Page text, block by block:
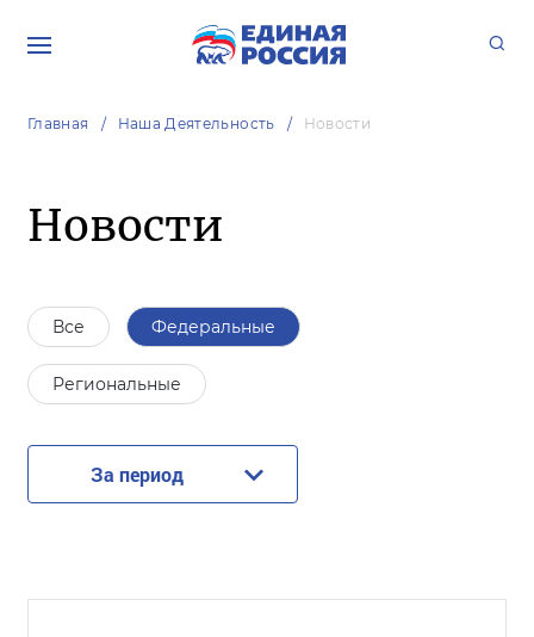
Главная Наша Деятельность Новости
Новости
Все Федеральные
Региональные
За период